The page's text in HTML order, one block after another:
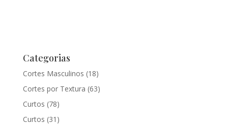
Categorias
Cortes Masculinos (18)
Cortes por Textura (63)
Curtos (78)
Curtos (31)